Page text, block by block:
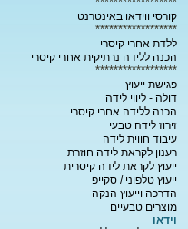
קורסי ווידאו באינטרנט
******************
ללדת אחרי קיסרי
הכנה ללידה נרתיקית אחרי קיסרי
******************
פגישת ייעוץ
דולה - ליווי לידה
הכנה ללידה אחרי קיסרי
זירוז לידה טבעי
עיבוד חווית לידה
רענון לקראת לידה חוזרת
ייעוץ לקראת לידה קיסרית
ייעוץ טלפוני / סקייפ
הדרכה וייעוץ הנקה
מוצרים טבעיים
וידאו